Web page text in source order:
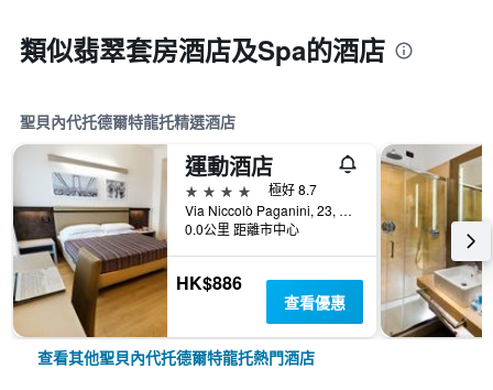
類似翡翠套房酒店及Spa的酒店
聖貝內代托德爾特龍托精選酒店
運動酒店
4星級
極好 8.7
Via Niccolò Paganini, 23, 聖貝內代托德爾特龍托, 阿斯科利皮切諾, 義大利
0.0公里 距離市中心
HK$886
查看優惠
查看其他聖貝內代托德爾特龍托熱門酒店